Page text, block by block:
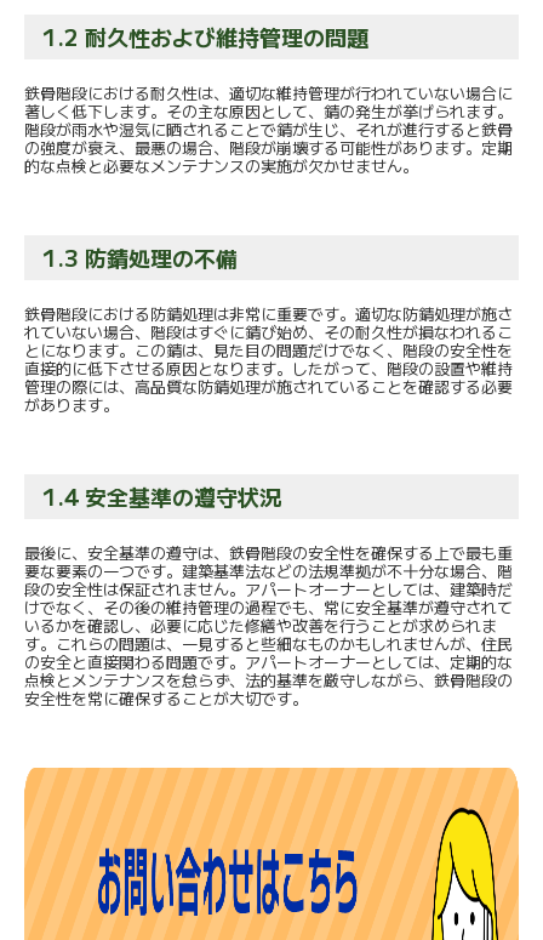
1.2 耐久性および維持管理の問題
鉄骨階段における耐久性は、適切な維持管理が行われていない場合に
著しく低下します。その主な原因として、錆の発生が挙げられます。
階段が雨水や湿気に晒されることで錆が生じ、それが進行すると鉄骨
の強度が衰え、最悪の場合、階段が崩壊する可能性があります。定期
的な点検と必要なメンテナンスの実施が欠かせません。
1.3 防錆処理の不備
鉄骨階段における防錆処理は非常に重要です。適切な防錆処理が施さ
れていない場合、階段はすぐに錆び始め、その耐久性が損なわれるこ
とになります。この錆は、見た目の問題だけでなく、階段の安全性を
直接的に低下させる原因となります。したがって、階段の設置や維持
管理の際には、高品質な防錆処理が施されていることを確認する必要
があります。
1.4 安全基準の遵守状況
最後に、安全基準の遵守は、鉄骨階段の安全性を確保する上で最も重
要な要素の一つです。建築基準法などの法規準拠が不十分な場合、階
段の安全性は保証されません。アパートオーナーとしては、建築時だ
けでなく、その後の維持管理の過程でも、常に安全基準が遵守されて
いるかを確認し、必要に応じた修繕や改善を行うことが求められま
す。これらの問題は、一見すると些細なものかもしれませんが、住民
の安全と直接関わる問題です。アパートオーナーとしては、定期的な
点検とメンテナンスを怠らず、法的基準を厳守しながら、鉄骨階段の
安全性を常に確保することが大切です。